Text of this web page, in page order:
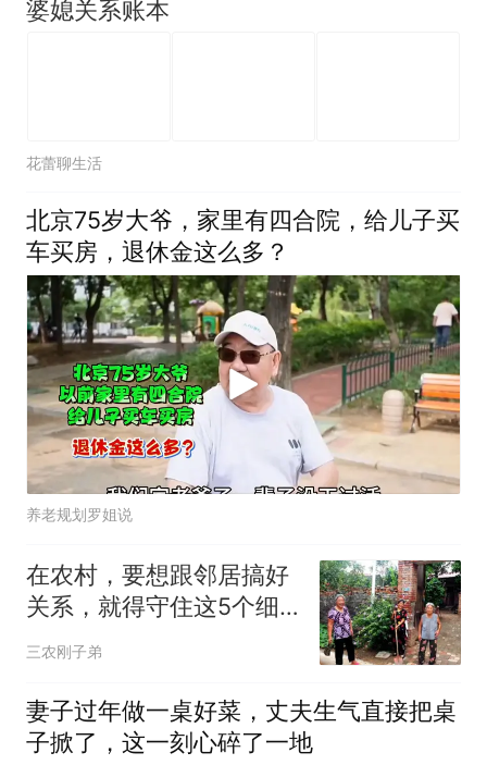
婆媳关系账本
花蕾聊生活
北京75岁大爷，家里有四合院，给儿子买
车买房，退休金这么多？
养老规划罗姐说
在农村，要想跟邻居搞好
关系，就得守住这5个细
节
三农刚子弟
妻子过年做一桌好菜，丈夫生气直接把桌
子掀了，这一刻心碎了一地